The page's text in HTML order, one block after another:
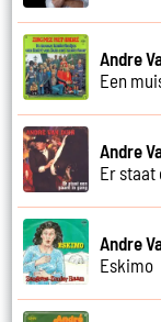
Andre
Een
Andre
Er staat
Andre
Eskimo